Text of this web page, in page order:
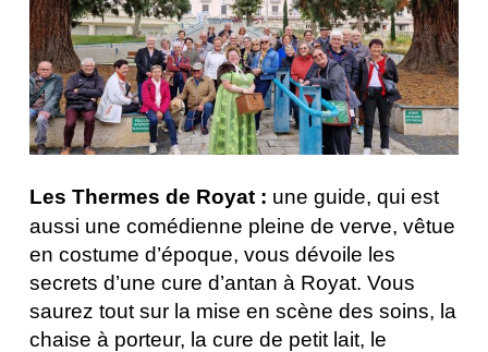
Les Thermes de Royat : une guide, qui est
aussi une comédienne pleine de verve, vêtue
en costume d’époque, vous dévoile les
secrets d’une cure d’antan à Royat. Vous
saurez tout sur la mise en scène des soins, la
chaise à porteur, la cure de petit lait, le